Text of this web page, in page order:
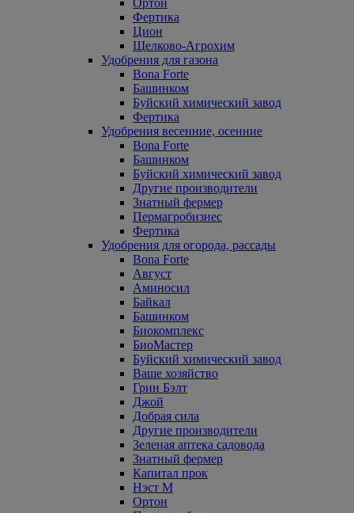
Ортон
Фертика
Цион
Щелково-Агрохим
Удобрения для газона
Bona Forte
Башинком
Буйский химический завод
Фертика
Удобрения весенние, осенние
Bona Forte
Башинком
Буйский химический завод
Другие производители
Знатный фермер
Пермагробизнес
Фертика
Удобрения для огорода, рассады
Bona Forte
Август
Аминосил
Байкал
Башинком
Биокомплекс
БиоМастер
Буйский химический завод
Ваше хозяйство
Грин Бэлт
Джой
Добрая сила
Другие производители
Зеленая аптека садовода
Знатный фермер
Капитал прок
Нэст М
Ортон